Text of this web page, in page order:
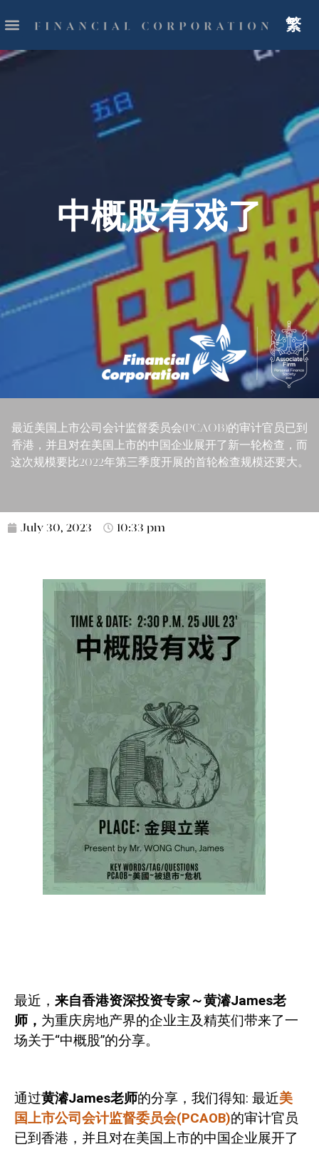
繁
中概股有戏了
最近美国上市公司会计监督委员会(PCAOB)的审计官员已到
香港，并且对在美国上市的中国企业展开了新一轮检查，而
这次规模要比2022年第三季度开展的首轮检查规模还要大。
July 30, 2023 10:33 pm
最近， 来自香港资深投资专家～黄濬James老
师， 为重庆房地产界的企业主及精英们带来了一
场关于“中概股”的分享。
通过黄濬James老师的分享，我们得知: 最近美
国上市公司会计监督委员会(PCAOB)的审计官员
已到香港，并且对在美国上市的中国企业展开了